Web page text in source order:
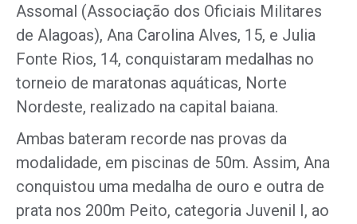
Assomal (Associação dos Oficiais Militares
de Alagoas), Ana Carolina Alves, 15, e Julia
Fonte Rios, 14, conquistaram medalhas no
torneio de maratonas aquáticas, Norte
Nordeste, realizado na capital baiana.
Ambas bateram recorde nas provas da
modalidade, em piscinas de 50m. Assim, Ana
conquistou uma medalha de ouro e outra de
prata nos 200m Peito, categoria Juvenil I, ao